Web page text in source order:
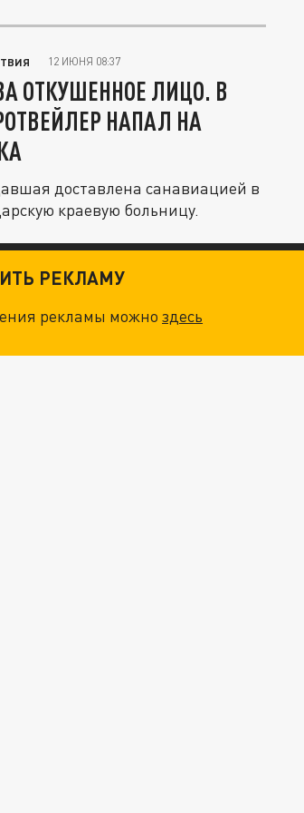
12 ИЮНЯ 08:37
ОТКУШЕННОЕ ЛИЦО. В
НАПАЛ НА
доставлена санавиацией в
краевую больницу.
РЕКЛАМУ
рекламы можноздесь